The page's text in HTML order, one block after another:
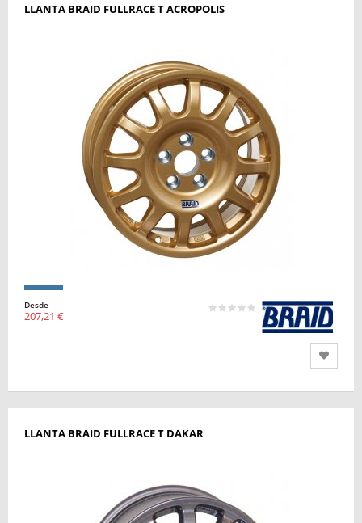
LLANTA BRAID FULLRACE T ACROPOLIS
Desde
207,21 €
LLANTA BRAID FULLRACE T DAKAR